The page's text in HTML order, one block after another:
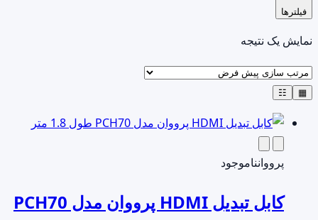
فیلترها
نمایش یک نتیجه
▦
☷
پرووانناموجود
کابل تبدیل HDMI پرووان مدل PCH70